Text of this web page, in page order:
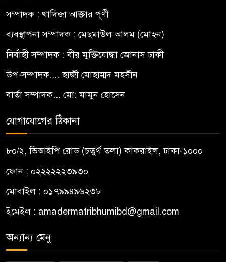
সম্পাদক : খাদিজা আক্তার পূর্ণী
ব্যবস্থাপনা সম্পাদক : মেছমাউল আলম (মোহন)
নির্বাহী সম্পাদক : বীর মুক্তিযোদ্ধা জোনাস ঢাকী
উপ-সম্পাদক.... হাজী মোহাম্মদ মহসীন
বার্তা সম্পাদক... মো: মামুন হোসেন
যোগাযোগের ঠিকানা
৮০/২, ভিআইপি রোড (চতুর্থ তলা) কাকরাইল, ঢাকা-১০০০
ফোন : ০২২২২২২৩৯৩০
মোবাইল : ০১৭৯৯৪৯৬২৩৮
ইমেইল : amadermatribhumibd@gmail.com
অন্যান্য মেনু